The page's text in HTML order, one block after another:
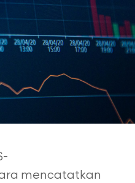
mencatatkan